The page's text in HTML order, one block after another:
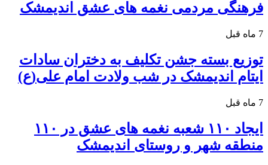
فرهنگی مردمی نغمه های عشق اندیمشک
7 ماه قبل
توزیع بسته جشن تکلیف به دختران سادات
ایتام اندیمشک در شب ولادت امام علی(ع)
7 ماه قبل
ایجاد ۱۱۰ شعبه نغمه های عشق در ۱۱۰
منطقه شهر و روستای اندیمشک